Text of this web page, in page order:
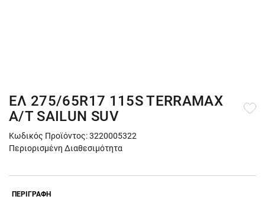
ΕΛ 275/65R17 115S TERRAMAX
A/T SAILUN SUV
Κωδικός Προϊόντος: 3220005322
Περιορισμένη Διαθεσιμότητα
ΠΕΡΙΓΡΑΦΗ